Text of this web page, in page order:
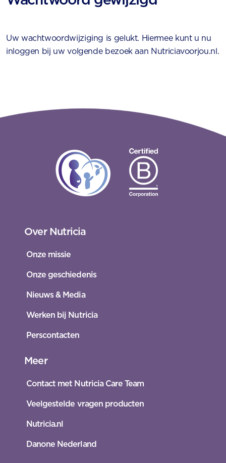
Uw wachtwoordwijziging is gelukt. Hiermee kunt u nu
inloggen bij uw volgende bezoek aan Nutriciavoorjou.nl.
Over Nutricia
Onze missie
Onze geschiedenis
Nieuws & Media
Werken bij Nutricia
Perscontacten
Meer
Contact met Nutricia Care Team
Veelgestelde vragen producten
Nutricia.nl
Danone Nederland